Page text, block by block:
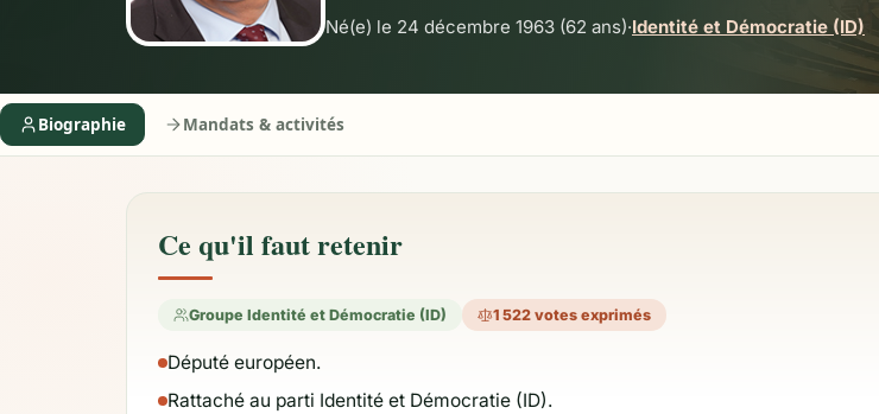
Né(e) le 24 décembre 1963 (62 ans)·Identité et Démocratie (ID)
Biographie Mandats & activités
Ce qu'il faut retenir
Groupe Identité et Démocratie (ID) 1 522 votes exprimés
Député européen.
Rattaché au parti Identité et Démocratie (ID).